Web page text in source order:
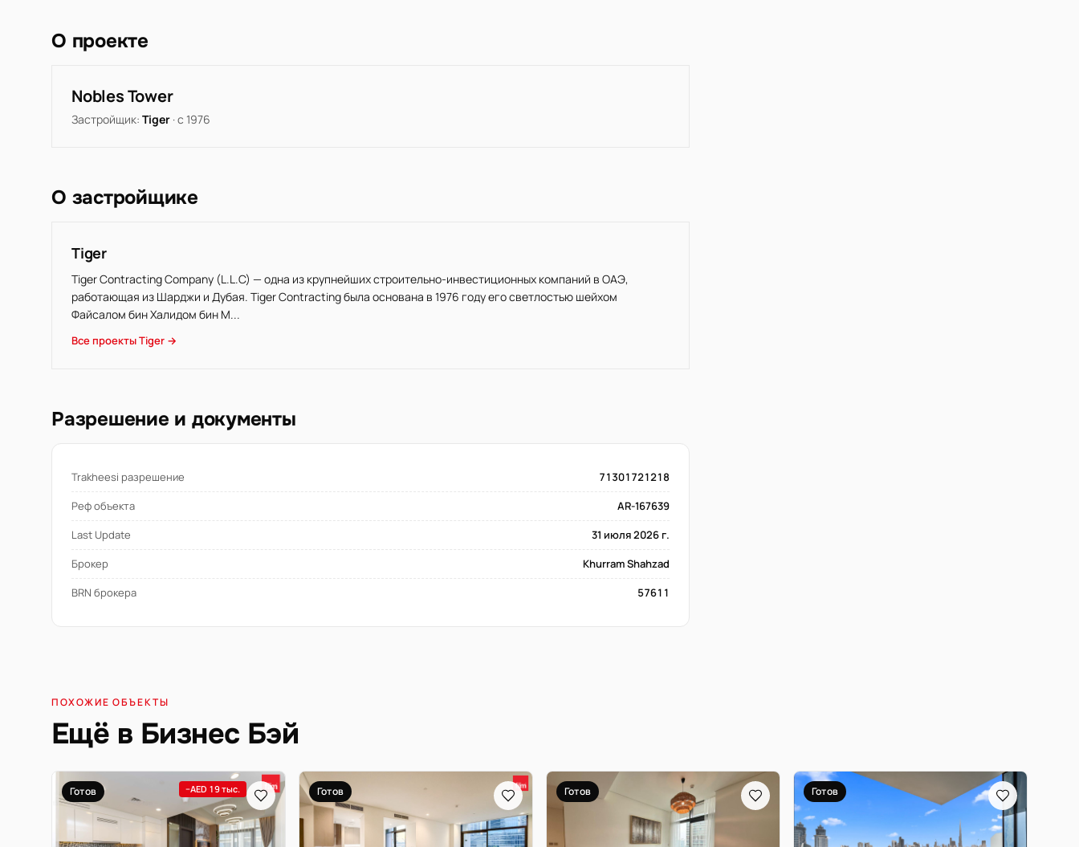
О проекте
Nobles Tower
Застройщик: Tiger · с 1976
О застройщике
Tiger
Tiger Contracting Company (L.L.C) — одна из крупнейших строительно-инвестиционных компаний в ОАЭ,
работающая из Шарджи и Дубая. Tiger Contracting была основана в 1976 году его светлостью шейхом
Файсалом бин Халидом бин М...
Все проекты Tiger →
Разрешение и документы
Trakheesi разрешение
71301721218
Реф объекта
AR-167639
Last Update
31 июля 2026 г.
Брокер
Khurram Shahzad
BRN брокера
57611
ПОХОЖИЕ ОБЪЕКТЫ
Ещё в Бизнес Бэй
Готов −AED 19 тыс. Готов Готов Готов